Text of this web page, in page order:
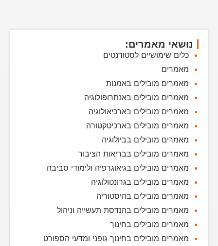
נושאי מאמרים:
כלים שימושיים לסטודנטים
מאמרים
מאמרים מובילים באמנות
מאמרים מובילים באנתרופולוגיה
מאמרים מובילים בארכיאולוגיה
מאמרים מובילים בארכיטקטורה
מאמרים מובילים בביולוגיה
מאמרים מובילים בבריאות הציבור
מאמרים מובילים בגיאוגרפיה ולימודי סביבה
מאמרים מובילים בגרונטולוגיה
מאמרים מובילים בהיסטוריה
מאמרים מובילים בהנדסת תעשייה וניהול
מאמרים מובילים בחינוך
מאמרים מובילים בחינוך גופני ומדעי הספורט